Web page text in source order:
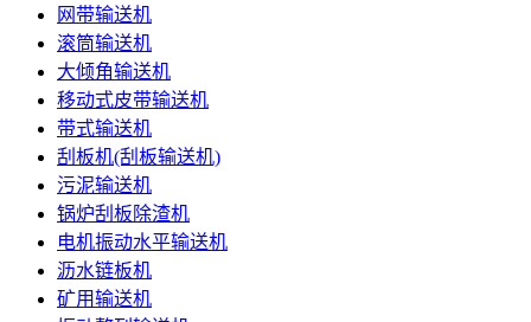
网带输送机
滚筒输送机
大倾角输送机
移动式皮带输送机
带式输送机
刮板机(刮板输送机)
污泥输送机
锅炉刮板除渣机
电机振动水平输送机
沥水链板机
矿用输送机